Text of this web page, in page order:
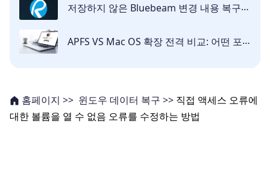
저장하지 않은 Bluebeam 변경 내용 복구하는 방법
APFS VS Mac OS 확장 전격 비교: 어떤 포맷을 선택해야 할까요?
홈페이지 >> 윈도우 데이터 복구 >> 직접 액세스 오류에
대한 볼륨을 열 수 없음 오류를 수정하는 방법